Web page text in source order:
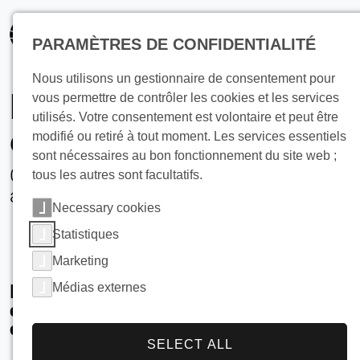
principal
Refroidissement par
eau glacée
Contrôle efficace de la température
avec les systèmes à eau glacée
Introduction : Le rôle de l'eau glacée
dans le refroidissement des industries et
des bâtiments
PARAMÈTRES DE CONFIDENTIALITÉ
Nous utilisons un gestionnaire de consentement pour
vous permettre de contrôler les cookies et les services
utilisés. Votre consentement est volontaire et peut être
modifié ou retiré à tout moment. Les services essentiels
sont nécessaires au bon fonctionnement du site web ;
tous les autres sont facultatifs.
Necessary cookies
Statistiques
Marketing
Médias externes
SELECT ALL